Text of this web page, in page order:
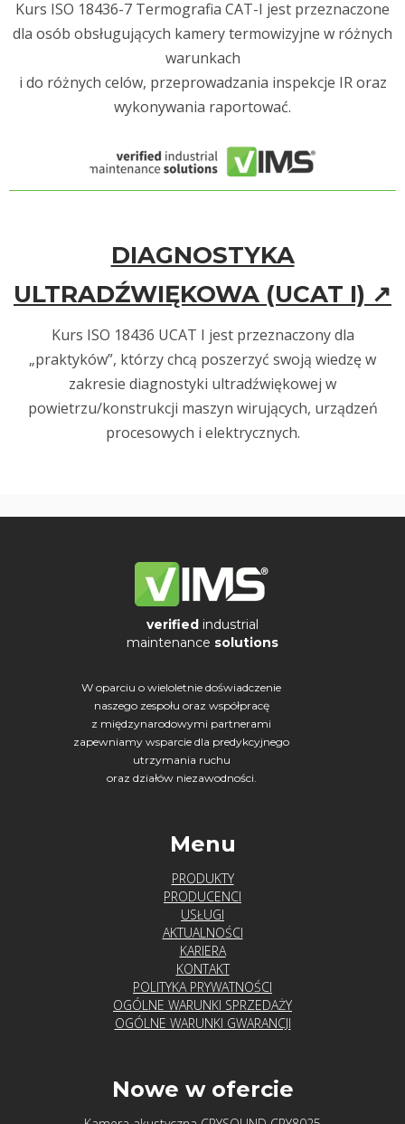
Kurs ISO 18436-7 Termografia CAT-I jest przeznaczone
dla osób obsługujących kamery termowizyjne w różnych
warunkach
i do różnych celów, przeprowadzania inspekcje IR oraz
wykonywania raportować.
DIAGNOSTYKA
ULTRADŹWIĘKOWA (UCAT I) ↗
Kurs ISO 18436 UCAT I jest przeznaczony dla
„praktyków”, którzy chcą poszerzyć swoją wiedzę w
zakresie diagnostyki ultradźwiękowej w
powietrzu/konstrukcji maszyn wirujących, urządzeń
procesowych i elektrycznych.
verified industrial
maintenance solutions
W oparciu o wieloletnie doświadczenie
naszego zespołu oraz współpracę
z międzynarodowymi partnerami
zapewniamy wsparcie dla predykcyjnego
utrzymania ruchu
oraz działów niezawodności.
Menu
PRODUKTY
PRODUCENCI
USŁUGI
AKTUALNOŚCI
KARIERA
KONTAKT
POLITYKA PRYWATNOŚCI
OGÓLNE WARUNKI SPRZEDAŻY
OGÓLNE WARUNKI GWARANCJI
Nowe w ofercie